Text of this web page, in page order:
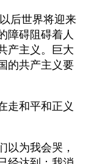
后世界将迎来
障碍阻碍着人
产主义。巨大
的共产主义要
走和平和正义
以为我会哭，